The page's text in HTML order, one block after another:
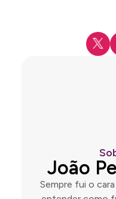
João
Sempre fui o